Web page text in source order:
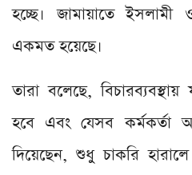
হচ্ছে। জামায়াতে
একমত হয়েছে।
তারা বলেছে,
হবে এবং যেসব কর্মকর্তা
দিয়েছেন, শুধু চাকরি